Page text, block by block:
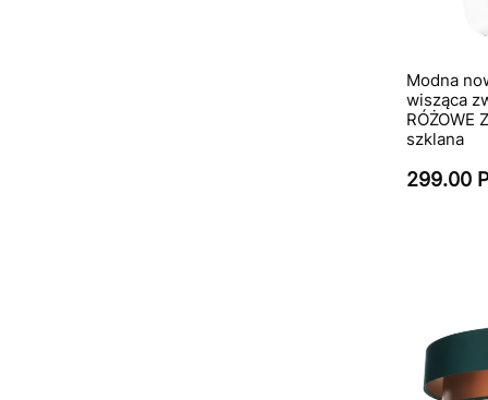
Modna
wisząca
RÓŻOWE
szklana
299.00